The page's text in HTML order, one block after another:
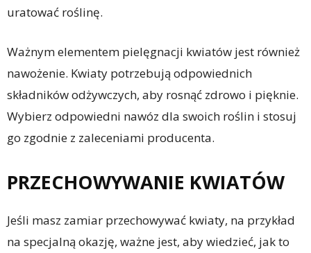
uratować roślinę.
Ważnym elementem pielęgnacji kwiatów jest również
nawożenie. Kwiaty potrzebują odpowiednich
składników odżywczych, aby rosnąć zdrowo i pięknie.
Wybierz odpowiedni nawóz dla swoich roślin i stosuj
go zgodnie z zaleceniami producenta.
PRZECHOWYWANIE KWIATÓW
Jeśli masz zamiar przechowywać kwiaty, na przykład
na specjalną okazję, ważne jest, aby wiedzieć, jak to